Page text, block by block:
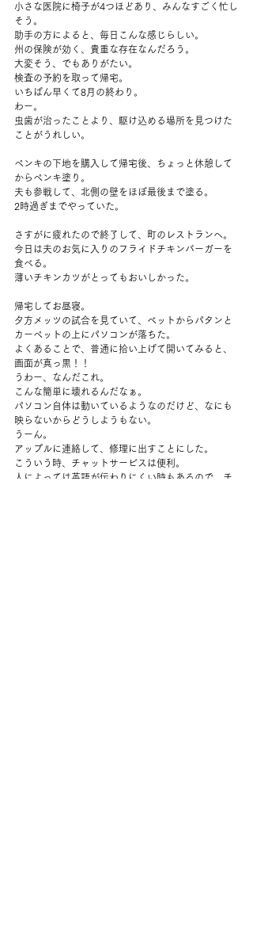
小さな医院に椅子が4つほどあり、みんなすごく忙し
そう。
助手の方によると、毎日こんな感じらしい。
州の保険が効く、貴重な存在なんだろう。
大変そう、でもありがたい。
検査の予約を取って帰宅。
いちばん早くて8月の終わり。
わー。
虫歯が治ったことより、駆け込める場所を見つけた
ことがうれしい。
ペンキの下地を購入して帰宅後、ちょっと休憩して
からペンキ塗り。
夫も参戦して、北側の壁をほぼ最後まで塗る。
2時過ぎまでやっていた。
さすがに疲れたので終了して、町のレストランへ。
今日は夫のお気に入りのフライドチキンバーガーを
食べる。
薄いチキンカツがとってもおいしかった。
帰宅してお昼寝。
夕方メッツの試合を見ていて、ベットからパタンと
カーペットの上にパソコンが落ちた。
よくあることで、普通に拾い上げて開いてみると、
画面が真っ黒！！
うわー、なんだこれ。
こんな簡単に壊れるんだなぁ。
パソコン自体は動いているようなのだけど、なにも
映らないからどうしようもない。
うーん。
アップルに連絡して、修理に出すことにした。
こういう時、チャットサービスは便利。
人によっては英語が伝わりにくい時もあるので。チ